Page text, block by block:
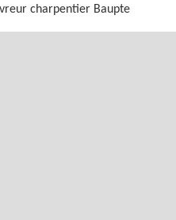
charpentier Baupte